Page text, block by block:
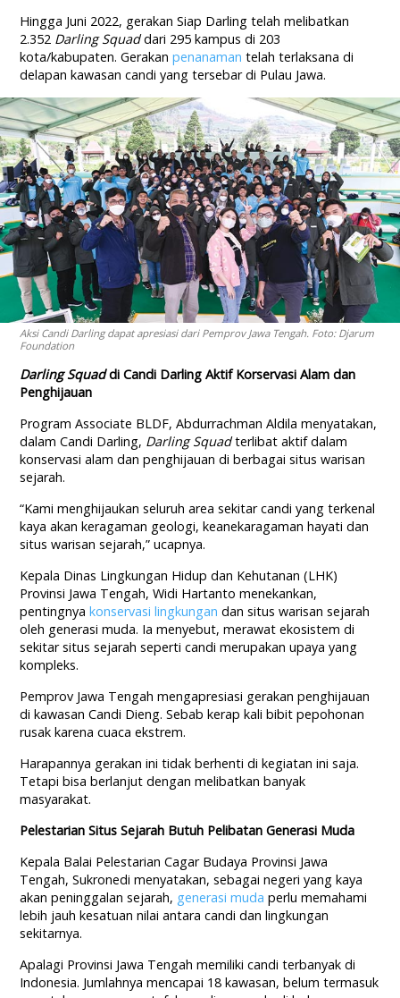
Hingga Juni 2022, gerakan Siap Darling telah melibatkan
2.352 Darling Squaddari 295 kampus di 203
kota/kabupaten. Gerakanpenanaman telah terlaksana di
delapan kawasan candi yang tersebar di Pulau Jawa.
Aksi Candi Darling dapat apresiasi dari Pemprov Jawa Tengah. Foto: Djarum
Foundation
Darling Squaddi Candi Darling Aktif Korservasi Alam dan
Penghijauan
Program Associate BLDF, Abdurrachman Aldila menyatakan,
dalam Candi Darling, Darling Squadterlibat aktif dalam
konservasi alam dan penghijauan di berbagai situs warisan
sejarah.
“Kami menghijaukan seluruh area sekitar candi yang terkenal
kaya akan keragaman geologi, keanekaragaman hayati dan
situs warisan sejarah,” ucapnya.
Kepala Dinas Lingkungan Hidup dan Kehutanan (LHK)
Provinsi Jawa Tengah, Widi Hartanto menekankan,
pentingnyakonservasi lingkungan dan situs warisan sejarah
oleh generasi muda. Ia menyebut, merawat ekosistem di
sekitar situs sejarah seperti candi merupakan upaya yang
kompleks.
Pemprov Jawa Tengah mengapresiasi gerakan penghijauan
di kawasan Candi Dieng. Sebab kerap kali bibit pepohonan
rusak karena cuaca ekstrem.
Harapannya gerakan ini tidak berhenti di kegiatan ini saja.
Tetapi bisa berlanjut dengan melibatkan banyak
masyarakat.
Pelestarian Situs Sejarah Butuh Pelibatan Generasi Muda
Kepala Balai Pelestarian Cagar Budaya Provinsi Jawa
Tengah, Sukronedi menyatakan, sebagai negeri yang kaya
akan peninggalan sejarah, generasi muda perlu memahami
lebih jauh kesatuan nilai antara candi dan lingkungan
sekitarnya.
Apalagi Provinsi Jawa Tengah memiliki candi terbanyak di
Indonesia. Jumlahnya mencapai 18 kawasan, belum termasuk